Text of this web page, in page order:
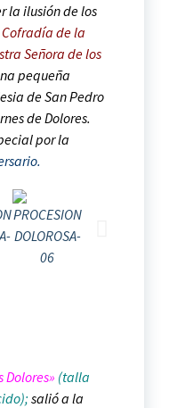
la ilusión de los
de la
Señora de los
pequeña
de San Pedro
de Dolores.
por la
.
Dolores» (talla
salió a la